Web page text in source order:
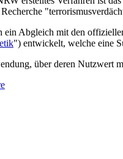
Abgleich mit den
") entwickelt, welche eine
über deren Nutzwert